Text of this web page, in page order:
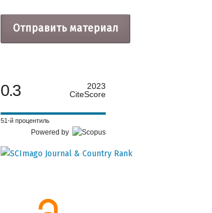
Отправить материал
0.3
2023
CiteScore
51-й процентиль
Powered by